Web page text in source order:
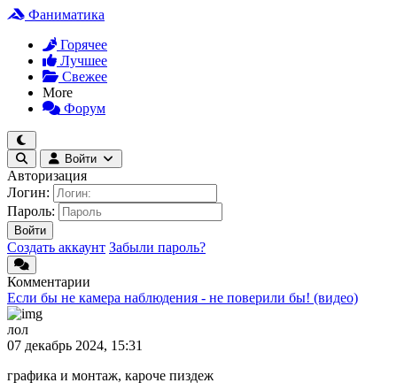
Фаниматика
Горячее
Лучшее
Свежее
More
Форум
Войти
Авторизация
Логин:
Пароль:
Войти
Создать аккаунт Забыли пароль?
Комментарии
Если бы не камера наблюдения - не поверили бы! (видео)
лол
07 декабрь 2024, 15:31
графика и монтаж, кароче пиздеж